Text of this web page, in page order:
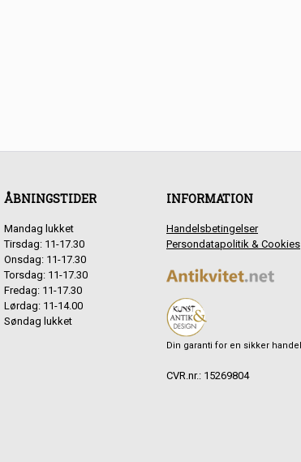
ÅBNINGSTIDER
Mandag lukket
Tirsdag: 11-17.30
Onsdag: 11-17.30
Torsdag: 11-17.30
Fredag: 11-17.30
Lørdag: 11-14.00
Søndag lukket
INFORMATION
Handelsbetingelser
Persondatapolitik & Cookies
Din garanti for en sikker handel
CVR.nr.: 15269804